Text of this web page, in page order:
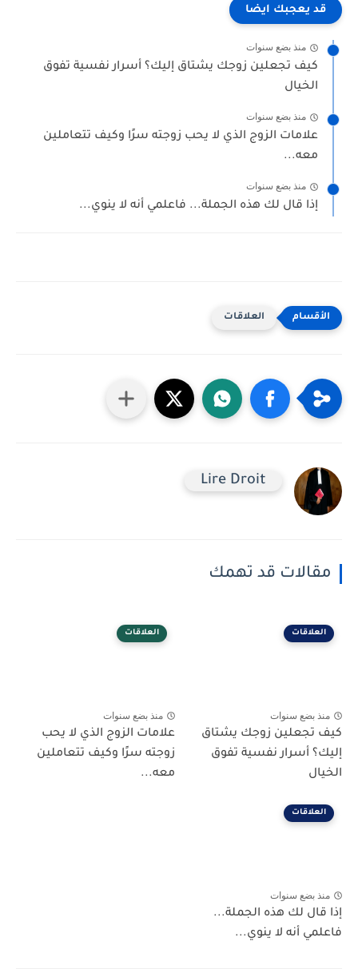
قد يعجبك ايضا
منذ بضع سنوات
كيف تجعلين زوجك يشتاق إليك؟ أسرار نفسية تفوق
الخيال
منذ بضع سنوات
علامات الزوج الذي لا يحب زوجته سرًا وكيف تتعاملين
معه...
منذ بضع سنوات
إذا قال لك هذه الجملة... فاعلمي أنه لا ينوي...
العلاقات
Lire Droit
مقالات قد تهمك
العلاقات
منذ بضع سنوات
كيف تجعلين زوجك يشتاق
إليك؟ أسرار نفسية تفوق
الخيال
العلاقات
منذ بضع سنوات
علامات الزوج الذي لا يحب
زوجته سرًا وكيف تتعاملين
معه...
العلاقات
منذ بضع سنوات
إذا قال لك هذه الجملة...
فاعلمي أنه لا ينوي...